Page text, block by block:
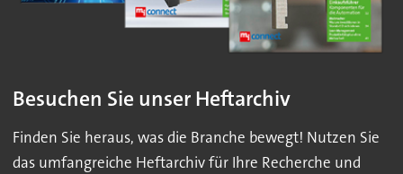
Besuchen Sie unser Heftarchiv
Finden Sie heraus, was die Branche bewegt! Nutzen Sie
das umfangreiche Heftarchiv für Ihre Recherche und